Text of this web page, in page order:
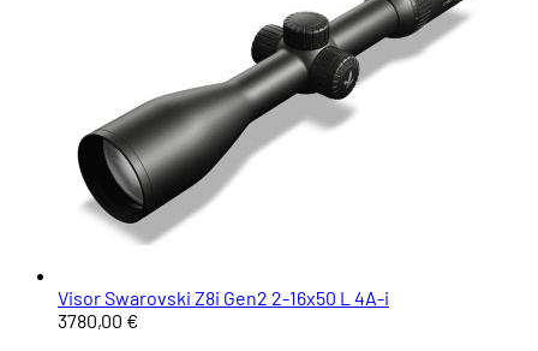
Visor Swarovski Z8i Gen2 2-16x50 L 4A-i
3780,00 €